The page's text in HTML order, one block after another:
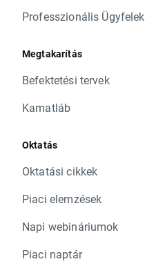
Professzionális Ügyfelek
Megtakarítás
Befektetési tervek
Kamatláb
Oktatás
Oktatási cikkek
Piaci elemzések
Napi webináriumok
Piaci naptár